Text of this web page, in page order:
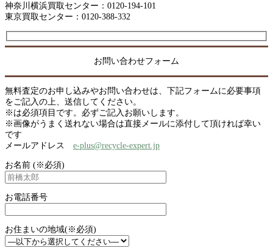
神奈川横浜買取センター：0120-194-101
東京買取センター：0120-388-332
お問い合わせフォーム
無料査定のお申し込みやお問い合わせは、下記フォームに必要事項
をご記入の上、送信してください。
※は必須項目です。必ずご記入お願いします。
※画像がうまく送れない場合は直接メールに添付して頂ければ幸い
です
メールアドレス e-plus@recycle-expert.jp
お名前 (※必須)
お電話番号
お住まいの地域(※必須)